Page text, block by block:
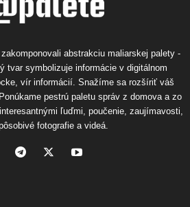
abstrakciu maliarskej palety -
tvar symbolizuje informácie v digitálnom
vír informácií. Snažíme sa rozšíriť váš
pestrú paletu správ z domova a zo
ľuďmi, poučenie, zaujímavosti,
fotografie a videá.